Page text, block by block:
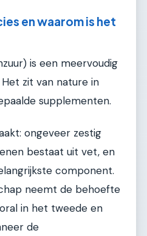
en waarom is het
is een meervoudig
zit van nature in
supplementen.
ongeveer zestig
bestaat uit vet, en
component.
neemt de behoefte
in het tweede en
de